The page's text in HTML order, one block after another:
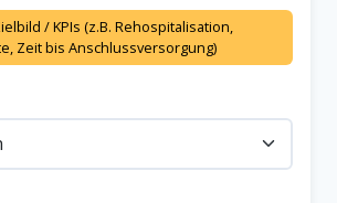
/ KPIs (z.B. Rehospitalisation,
Zeit bis Anschlussversorgung)